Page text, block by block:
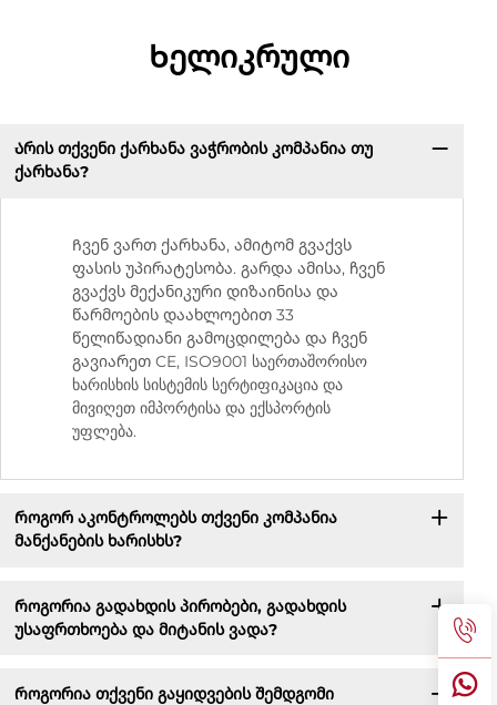
Ხელიკრული
Არის თქვენი ქარხანა ვაჭრობის კომპანია თუ
ქარხანა?
Ჩვენ ვართ ქარხანა, ამიტომ გვაქვს
ფასის უპირატესობა. გარდა ამისა, ჩვენ
გვაქვს მექანიკური დიზაინისა და
წარმოების დაახლოებით 33
წელიწადიანი გამოცდილება და ჩვენ
გავიარეთ CE, ISO9001 საერთაშორისო
ხარისხის სისტემის სერტიფიკაცია და
მივიღეთ იმპორტისა და ექსპორტის
უფლება.
Როგორ აკონტროლებს თქვენი კომპანია
მანქანების ხარისხს?
Როგორია გადახდის პირობები, გადახდის
უსაფრთხოება და მიტანის ვადა?
Როგორია თქვენი გაყიდვების შემდგომი